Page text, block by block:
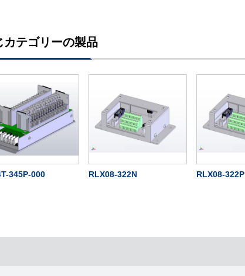
カテゴリーの製品
345P-000 RLX08-322N RLX08-322P